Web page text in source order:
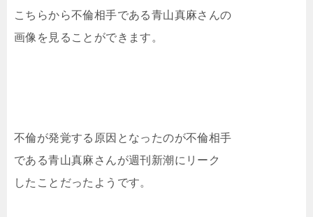
こちらから不倫相手である青山真麻さんの
画像を見ることができます。
不倫が発覚する原因となったのが不倫相手
である青山真麻さんが週刊新潮にリーク
したことだったようです。